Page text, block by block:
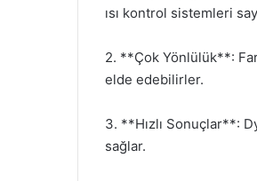
ısı kontrol sistemleri
2. **Çok Yönlülük**:
elde edebilirler.
3. **Hızlı Sonuçlar**:
sağlar.